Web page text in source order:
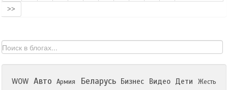
>>
WOW Авто Армия Беларусь Бизнес Видео Дети
Жесть